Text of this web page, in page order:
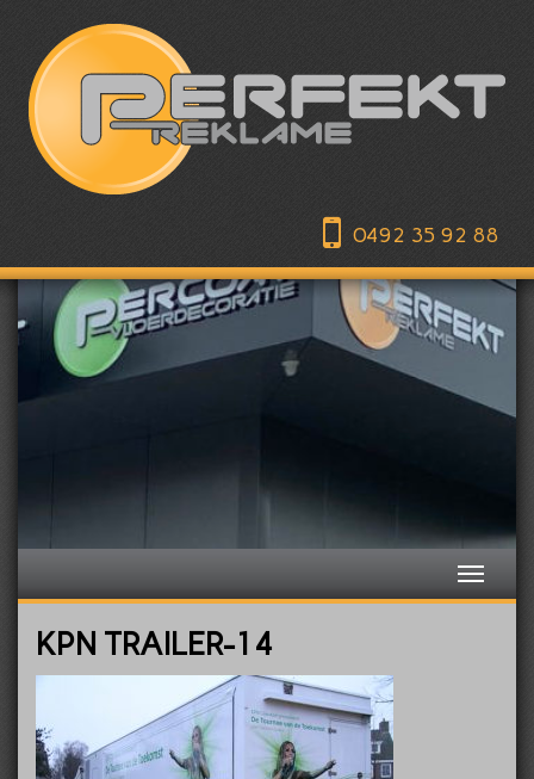
0492 35 92 88
KPN TRAILER-14